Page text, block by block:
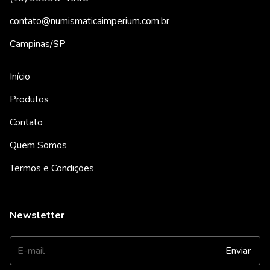
contato@numismaticaimperium.com.br
Campinas/SP
Início
Produtos
Contato
Quem Somos
Termos e Condições
Newsletter